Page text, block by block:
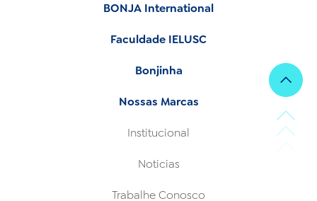
BONJA International
Faculdade IELUSC
Bonjinha
Nossas Marcas
Institucional
Noticias
Trabalhe Conosco